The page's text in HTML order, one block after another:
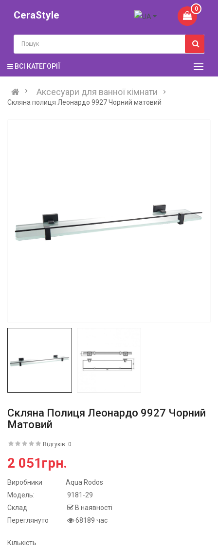
CeraStyle
0
ВСІ КАТЕГОРІЇ
Аксесуари для ванної кімнати
Скляна полиця Леонардо 9927 Чорний матовий
Скляна Полиця Леонардо 9927 Чорний
Матовий
Відгуків: 0
2 051грн.
Виробники
Aqua Rodos
Модель:
9181-29
Склад
В наявності
Переглянуто
68189 час
Кількість